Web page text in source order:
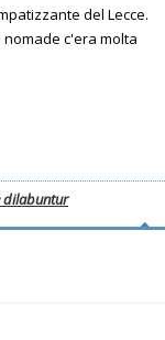
del Lecce.
c'era molta
dilabuntur